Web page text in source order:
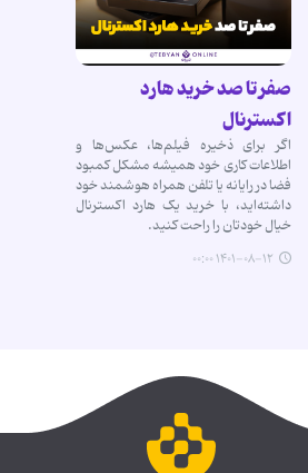
صفر تا صد خرید هارد
اکسترنال
اگر برای ذخیره فیلم‌ها، عکس‌ها و
اطلاعات کاری خود همیشه مشکل کمبود
فضا در رایانه یا تلفن همراه هوشمند خود
داشته‌اید، با خرید یک هارد اکسترنال
خیال خودتان را راحت کنید.
۱۴۰۱-۰۸-۱۲ ۰۰:۰۰